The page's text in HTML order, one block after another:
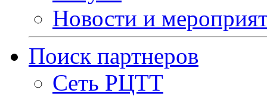
Новости и
Поиск партнеров
Сеть РЦТТ